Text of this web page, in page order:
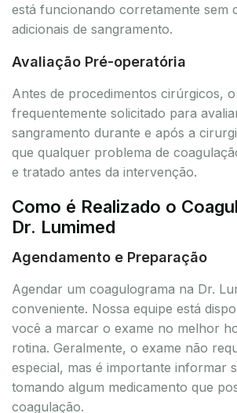
está funcionando corretamente sem
adicionais de sangramento.
Avaliação Pré-operatória
Antes de procedimentos cirúrgicos,
frequentemente solicitado para
sangramento durante e após a
que qualquer problema de
e tratado antes da intervenção.
Como é Realizado o
Dr. Lumimed
Agendamento e Preparação
Agendar um coagulograma na Dr.
conveniente. Nossa equipe está
você a marcar o exame no melhor
rotina. Geralmente, o exame não
especial, mas é importante informar
tomando algum medicamento que
coagulação.